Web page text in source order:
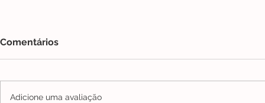
Comentários
Adicione uma avaliação